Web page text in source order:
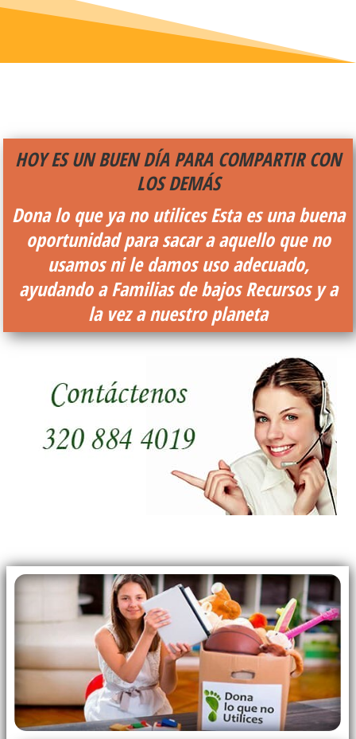
HOY ES UN BUEN DÍA PARA COMPARTIR CON
LOS DEMÁS
Dona lo que ya no utilicesEsta es una buena
oportunidad para sacar a aquello que no
usamos ni le damos uso adecuado,
ayudando a Familias de bajos Recursos y a
la vez a nuestro planeta